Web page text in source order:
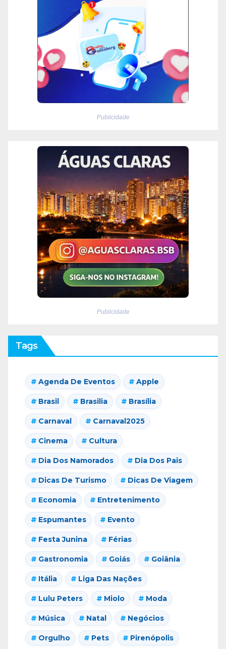
Publicidade
Publicidade
Tags
Agenda De Eventos Apple
Brasil Brasilia Brasília
Carnaval Carnaval2025
Cinema Cultura
Dia Dos Namorados Dia Dos Pais
Dicas De Turismo Dicas De Viagem
Economia Entretenimento
Espumantes Evento
Festa Junina Férias
Gastronomia Goiás Goiânia
Itália Liga Das Nações
Lulu Peters Miolo Moda
Música Natal Negócios
Orgulho Pets Pirenópolis